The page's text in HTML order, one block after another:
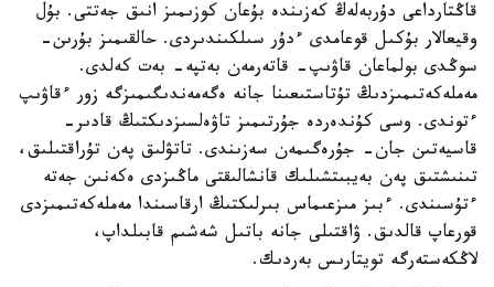
قاڭتارداعى دۇربەلەڭ كەزىندە بۇعان كوزىمىز انىق جەتتى. بۇل
وقيعالار بۇكىل قوعامدى ءدۇر سىلكىندىردى. حالقىمىز بۇرىن-
سوڭدى بولماعان قاۋىپ- قاتەرمەن بەتپە- بەت كەلدى.
مەملەكەتىمىزدىڭ تۇتاستىعىنا جانە ەگەمەندىگىمىزگە زور ءقاۋىپ
ءتوندى. وسى كۇندەردە جۇرتىمىز تاۋەلسىزدىكتىڭ قادىر-
قاسيەتىن جان- جۇرەگىمەن سەزىندى. تاتۋلىق پەن تۇراقتىلىق،
تىنىشتىق پەن بەيبىتشىلىك قانشالىقتى ماڭىزدى ەكەنىن جەتە
ءتۇسىندى. ءبىز مىزعىماس بىرلىكتىڭ ارقاسىندا مەملەكەتىمىزدى
قورعاپ قالدىق. ۋاقتىلى جانە باتىل شەشىم قابىلداپ،
لاڭكەستەرگە تويتارىس بەردىك.